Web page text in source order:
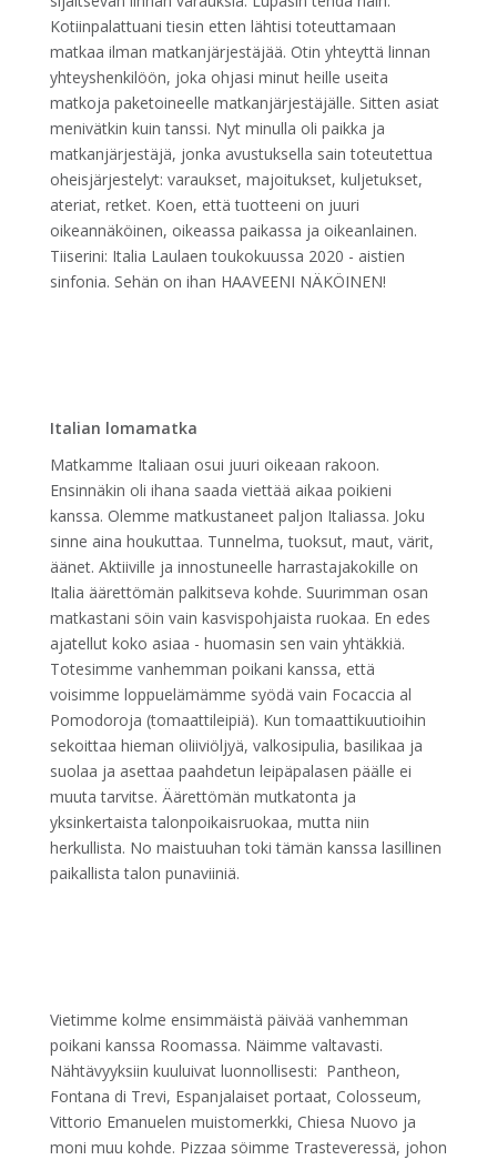
Kotiinpalattuani tiesin etten lähtisi toteuttamaan
matkaa ilman matkanjärjestäjää. Otin yhteyttä linnan
yhteyshenkilöön, joka ohjasi minut heille useita
matkoja paketoineelle matkanjärjestäjälle. Sitten asiat
menivätkin kuin tanssi. Nyt minulla oli paikka ja
matkanjärjestäjä, jonka avustuksella sain toteutettua
oheisjärjestelyt: varaukset, majoitukset, kuljetukset,
ateriat, retket. Koen, että tuotteeni on juuri
oikeannäköinen, oikeassa paikassa ja oikeanlainen.
Tiiserini: Italia Laulaen toukokuussa 2020 - aistien
sinfonia. Sehän on ihan HAAVEENI NÄKÖINEN!
Italian lomamatka
Matkamme Italiaan osui juuri oikeaan rakoon.
Ensinnäkin oli ihana saada viettää aikaa poikieni
kanssa. Olemme matkustaneet paljon Italiassa. Joku
sinne aina houkuttaa. Tunnelma, tuoksut, maut, värit,
äänet. Aktiiville ja innostuneelle harrastajakokille on
Italia äärettömän palkitseva kohde. Suurimman osan
matkastani söin vain kasvispohjaista ruokaa. En edes
ajatellut koko asiaa - huomasin sen vain yhtäkkiä.
Totesimme vanhemman poikani kanssa, että
voisimme loppuelämämme syödä vain Focaccia al
Pomodoroja (tomaattileipiä). Kun tomaattikuutioihin
sekoittaa hieman oliiviöljyä, valkosipulia, basilikaa ja
suolaa ja asettaa paahdetun leipäpalasen päälle ei
muuta tarvitse. Äärettömän mutkatonta ja
yksinkertaista talonpoikaisruokaa, mutta niin
herkullista. No maistuuhan toki tämän kanssa lasillinen
paikallista talon punaviiniä.
Vietimme kolme ensimmäistä päivää vanhemman
poikani kanssa Roomassa. Näimme valtavasti.
Nähtävyyksiin kuuluivat luonnollisesti: Pantheon,
Fontana di Trevi, Espanjalaiset portaat, Colosseum,
Vittorio Emanuelen muistomerkki, Chiesa Nuovo ja
moni muu kohde. Pizzaa söimme Trasteveressä, johon